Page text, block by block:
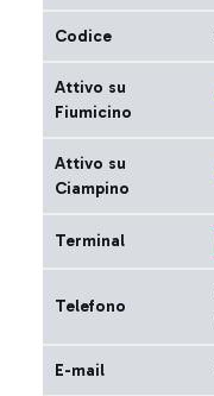
Codice
Attivo su
Fiumicino
Attivo su
Ciampino
Terminal
Telefono
E-mail